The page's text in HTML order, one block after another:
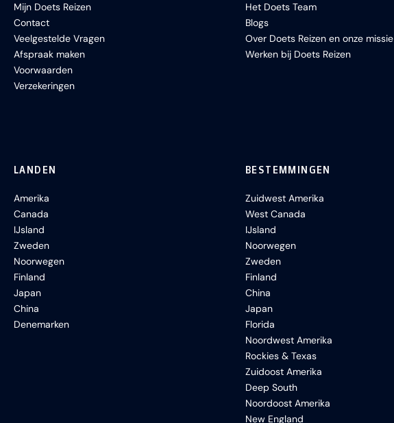
Mijn Doets Reizen
Contact
Veelgestelde Vragen
Afspraak maken
Voorwaarden
Verzekeringen
Het Doets Team
Blogs
Over Doets Reizen en onze missie
Werken bij Doets Reizen
LANDEN
Amerika
Canada
IJsland
Zweden
Noorwegen
Finland
Japan
China
Denemarken
BESTEMMINGEN
Zuidwest Amerika
West Canada
IJsland
Noorwegen
Zweden
Finland
China
Japan
Florida
Noordwest Amerika
Rockies & Texas
Zuidoost Amerika
Deep South
Noordoost Amerika
New England